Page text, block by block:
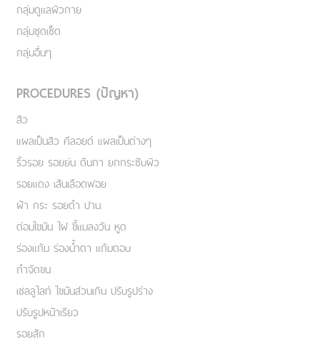
กลุ่มดูแลผิวกาย
กลุ่มชุดเซ็ต
กลุ่มอื่นๆ
PROCEDURES (ปัญหา)
สิว
แผลเป็นสิว คีลอยด์ แผลเป็นต่างๆ
ริ้วรอย รอยย่น ตีนกา ยกกระชับผิว
รอยแดง เส้นเลือดฟอย
ฝ้า กระ รอยดำ ปาน
ต่อมไขมัน ไฝ ขี้แมลงวัน หูด
ร่องแก้ม ร่องน้ำตา แก้มตอบ
กำจัดขน
เชลลูไลท์ ไขมันส่วนเกิน ปรับรูปร่าง
ปรับรูปหน้าเรียว
รอยสัก